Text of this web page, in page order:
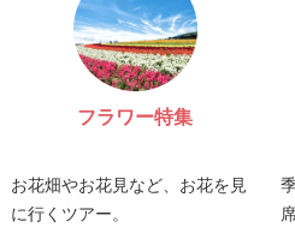
フラワー特集
お花畑やお花見など、お花を見
に行くツアー。